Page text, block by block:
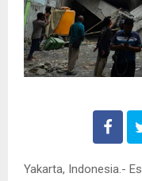
Yakarta, Indonesia.-